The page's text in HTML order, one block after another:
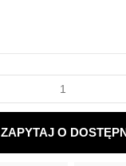
ZAPYTAJ O